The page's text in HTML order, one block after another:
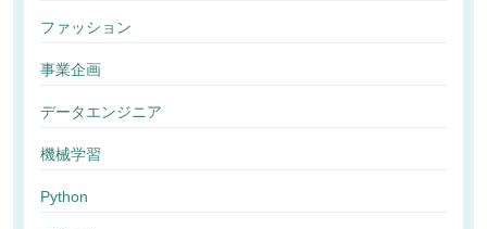
ファッション
事業企画
データエンジニア
機械学習
Python